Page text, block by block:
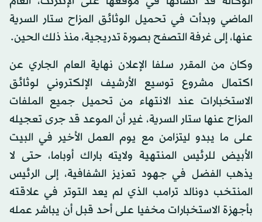
الماضي وبدأت في تحميل الوثائق المزاح ستار السرية
عنها، إلى غرفة التصفح بصورة تدريجية، منذ ذلك الحين.
وكان من المقرر سلفا الإعلان نهاية العام الجاري عن
اكتمال مشروع توسيع الأرشيف الإلكتروني لوثائق
الاستخبارات عند الانتهاء من تحميل جميع الملفات
المزاح عنها ستار السرية، غير أن الموعد قد جرى تعجيله
على ما يبدو ليتزامن مع يوم العمل الأخير في البيت
الأبيض للرئيس المنتهية ولايته باراك أوباما، حتى لا
يذهب الفضل في جهود تعزيز الشفافية، إلى الرئيس
المنتخب دونالد ترامب الذي لم يعد التوتر في علاقته
بأجهزة الاستخبارات مخفيا على أحد قبل أن يباشر عمله